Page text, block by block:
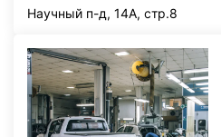
Научный п-д, 14А, стр.8